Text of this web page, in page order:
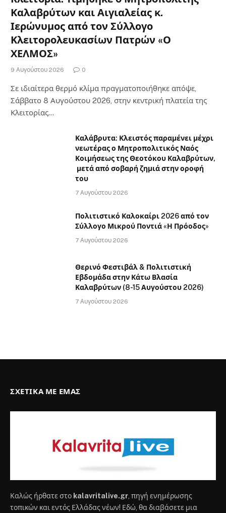
Καλαβρύτων και Αιγιαλείας κ.
Ιερώνυμος από τον Σύλλογο
Κλειτορολευκασίων Πατρών «Ο
ΧΕΛΜΟΣ»
9 Αυγούστου 2026 0
Σε ιδιαίτερα θερμό κλίμα πραγματοποιήθηκε απόψε,
Σάββατο 8 Αυγούστου 2026, στην κεντρική πλατεία της
Κλειτορίας…
Καλάβρυτα: Κλειστός παραμένει μέχρι
νεωτέρας ο Μητροπολιτικός Ναός
Κοιμήσεως της Θεοτόκου Καλαβρύτων,
μετά από σοβαρή ζημιά στην οροφή
του
7 Αυγούστου 2026
Πολιτιστικό Καλοκαίρι 2026 από τον
Σύλλογο Μικρού Ποντιά «Η Πρόοδος»
7 Αυγούστου 2026
Θερινό Φεστιβάλ & Πολιτιστική
Εβδομάδα στην Κάτω Βλασία
Καλαβρύτων (8-15 Αυγούστου 2026)
7 Αυγούστου 2026
ΣΧΕΤΙΚΆ ΜΕ ΕΜΆΣ
Καλώς ήρθατε στο kalavritalive.gr , πηγή ενημέρωσης
τοπικών και εντός Ελλάδας νέων! Εδώ, θα διαβάσετε μια